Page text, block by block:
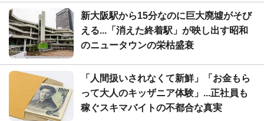
新大阪駅から15分なのに巨大廃墟がそび
える...「消えた終着駅」が映し出す昭和
のニュータウンの栄枯盛衰
「人間扱いされなくて新鮮」「お金もら
って大人のキッザニア体験」...正社員も
稼ぐスキマバイトの不都合な真実